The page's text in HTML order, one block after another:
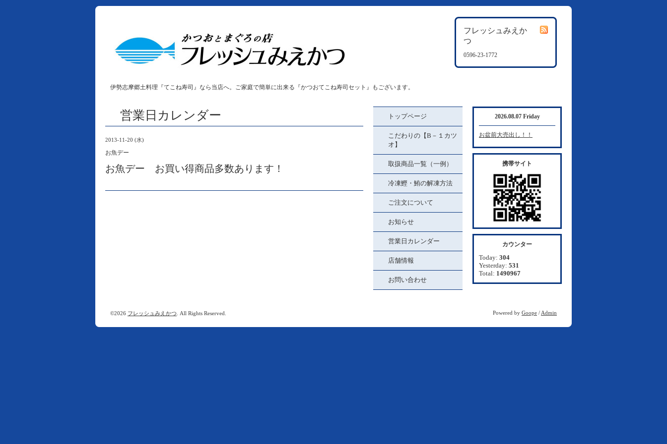
フレッシュみえか
つ
0596-23-1772
伊勢志摩郷土料理『てこね寿司』なら当店へ。ご家庭で簡単に出来る『かつおてこね寿司セット』もございます。
営業日カレンダー
2013-11-20 (水)
お魚デー
お魚デー お買い得商品多数あります！
トップページ
こだわりの【B－１カツ
オ】
取扱商品一覧（一例）
冷凍鰹・鮪の解凍方法
ご注文について
お知らせ
営業日カレンダー
店舗情報
お問い合わせ
2026.08.07 Friday
お盆前大売出し！！
携帯サイト
カウンター
Today: 304
Yesterday: 531
Total: 1490967
©2026 フレッシュみえかつ . All Rights Reserved. Powered by Goope / Admin